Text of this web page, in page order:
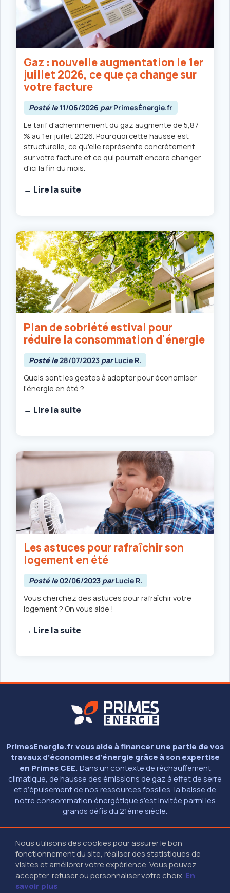
Nous utilisons des cookies pour assurer le bon
fonctionnement du site, réaliser des statistiques de
visites et améliorer votre expérience. Vous pouvez
accepter, refuser ou personnaliser votre choix. En
savoir plus
Gaz : nouvelle augmentation le 1er
juillet 2026, ce que ça change sur
votre facture
Posté le11/06/2026 parPrimesÉnergie.fr
Le tarif d'acheminement du gaz augmente de 5,87
% au 1er juillet 2026. Pourquoi cette hausse est
structurelle, ce qu'elle représente concrètement
sur votre facture et ce qui pourrait encore changer
d'ici la fin du mois.
→ Lire la suite
Plan de sobriété estival pour
réduire la consommation d'énergie
Posté le28/07/2023 parLucie R.
Quels sont les gestes à adopter pour économiser
l'énergie en été ?
→ Lire la suite
Les astuces pour rafraîchir son
logement en été
Posté le 02/06/2023 parLucie R.
Vous cherchez des astuces pour rafraîchir votre
logement ? On vous aide !
→ Lire la suite
PrimesEnergie.fr vous aide à financer une partie de vos
travaux d’économies d’énergie grâce à son expertise
en Primes CEE.Dans un contexte de réchauffement
climatique, de hausse des émissions de gaz à effet de serre
et d’épuisement de nos ressources fossiles, la baisse de
notre consommation énergétique s’est invitée parmi les
grands défis du 21ème siècle.
© 2026 - PRIMESENERGIE.FR
MENTIONS LÉGALES
01 40 13 40 13(9H - 18H30 SANS INTERRUPTION)
27-29 RUE DES POISSONNIERS - 92200 NEUILLY SUR SEINE